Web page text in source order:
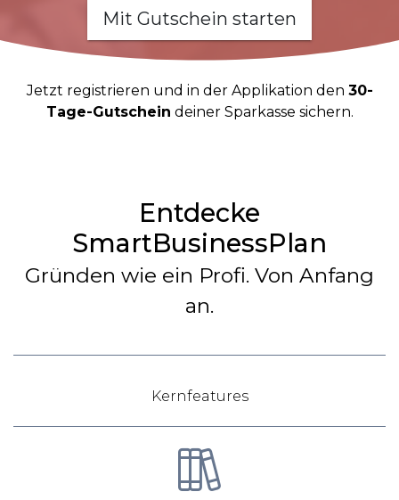
Mit Gutschein starten
Jetzt registrieren und in der Applikation den 30-
Tage-Gutschein deiner Sparkasse sichern.
Entdecke
SmartBusinessPlan
Gründen wie ein Profi. Von Anfang
an.
Kernfeatures